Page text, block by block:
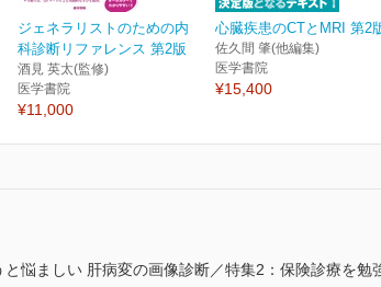
ジェネラリストのための内
科診断リファレンス 第2版
酒見 英太(監修)
医学書院
¥11,000
心臓疾患のCTとMRI 第2
佐久間 肇(他編集)
医学書院
¥15,400
と悩ましい 肝病変の画像診断／特集2：保険診療を勉